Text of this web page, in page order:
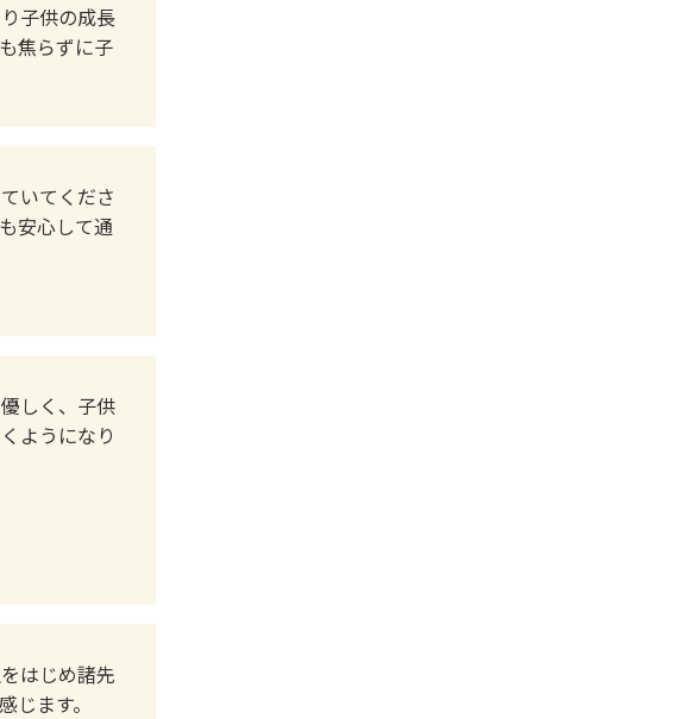
子供の成長
焦らずに子
いてくださ
安心して通
しく、子供
ようになり
はじめ諸先
じます。